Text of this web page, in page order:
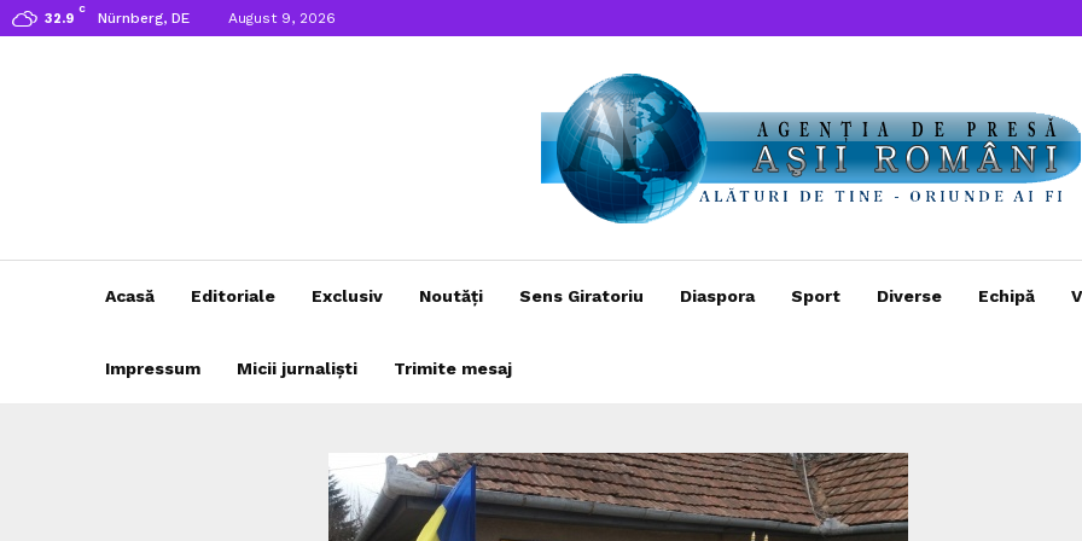
32.9
C
Nürnberg, DE August 9, 2026
Acasă Editoriale Exclusiv Noutăți Sens Giratoriu Diaspora Sport Diverse Echipă
Impressum Micii jurnaliști Trimite mesaj